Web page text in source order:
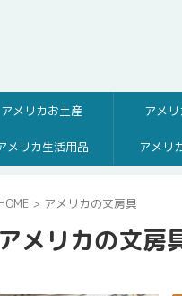
アメリカお土産 アメ
メリカ生活用品 アメリ
> アメリカの文房具
アメリカの文房